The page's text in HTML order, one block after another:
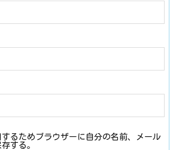
るためブラウザーに自分の名前、メール
する。